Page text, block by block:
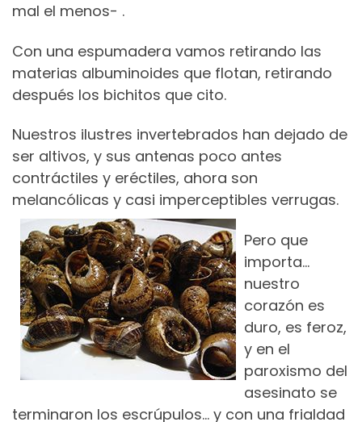
mal el menos- .
Con una espumadera vamos retirando las
materias albuminoides que flotan, retirando
después los bichitos que cito.
Nuestros ilustres invertebrados han dejado de
ser altivos, y sus antenas poco antes
contráctiles y eréctiles, ahora son
melancólicas y casi imperceptibles verrugas.
Pero que
importa…
nuestro
corazón es
duro, es feroz,
y en el
paroxismo del
asesinato se
terminaron los escrúpulos… y con una frialdad